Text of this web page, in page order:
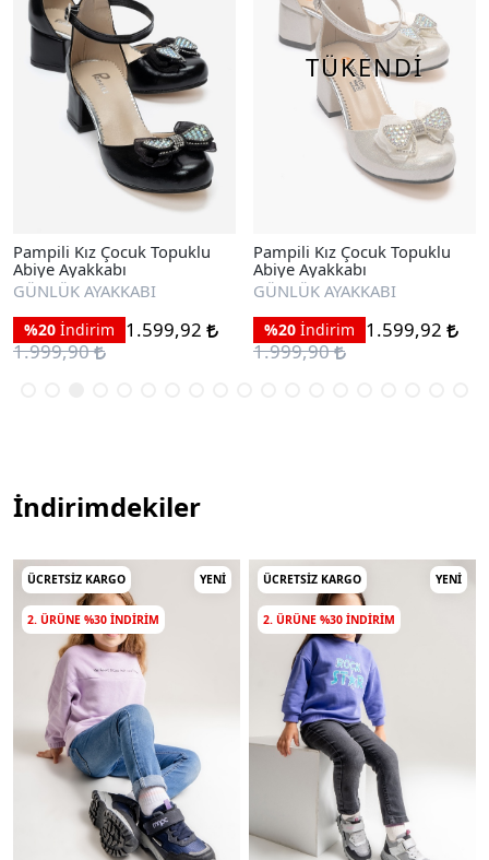
Pampili Kız Çocuk Topuklu
Abiye Ayakkabı
GÜNLÜK AYAKKABI
%20 İndirim
1.599,92
1.999,90
TÜKENDİ
Pampili Kız Çocuk Topuklu
Abiye Ayakkabı
GÜNLÜK AYAKKABI
%20 İndirim
1.599,92
1.999,90
İndirimdekiler
ÜCRETSIZ KARGO YENI
2. ÜRÜNE %30 INDIRIM
ÜCRETSIZ KARGO YENI
2. ÜRÜNE %30 INDIRIM